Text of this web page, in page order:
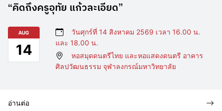
“คิดถึงครูอุทัย แก้วละเอียด”
AUG
14
วันศุกร์ที่ 14 สิงหาคม 2569 เวลา 16.00 น.
และ 18.00 น.
หอสมุดดนตรีไทย และหอแสดงดนตรี อาคาร
ศิลปวัฒนธรรม จุฬาลงกรณ์มหาวิทยาลัย
อ่านต่อ